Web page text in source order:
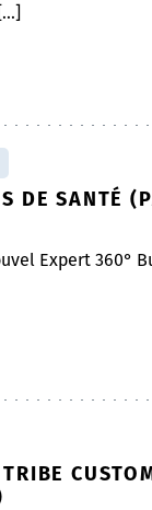
DE SANTÉ
Expert 360°